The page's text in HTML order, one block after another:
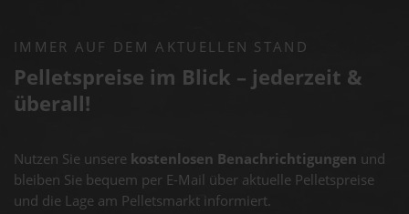
IMMER AUF DEM AKTUELLEN STAND
Pelletspreise im Blick – jederzeit &
überall!
Nutzen Sie unsere kostenlosen Benachrichtigungen und
bleiben Sie bequem per E-Mail über aktuelle Pelletspreise
und die Lage am Pelletsmarkt informiert.